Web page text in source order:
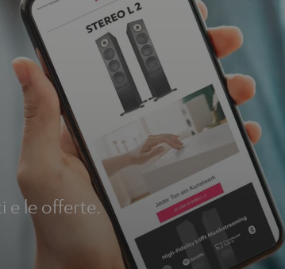
e le offerte.